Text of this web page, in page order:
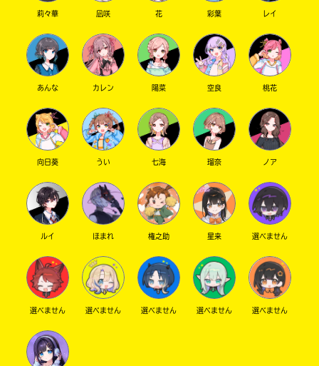
莉々華 凪咲 花 彩葉 レイ
あんな カレン 陽菜 空良 桃花
向日葵 うい 七海 瑠奈 ノア
ルイ ほまれ 権之助 星来 選べません
選べません 選べません 選べません 選べません 選べません